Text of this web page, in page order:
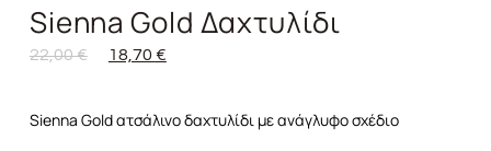
Sienna Gold Δαχτυλίδι
22,00€ 18,70 €
Sienna Gold ατσάλινο δαχτυλίδι με ανάγλυφο σχέδιο